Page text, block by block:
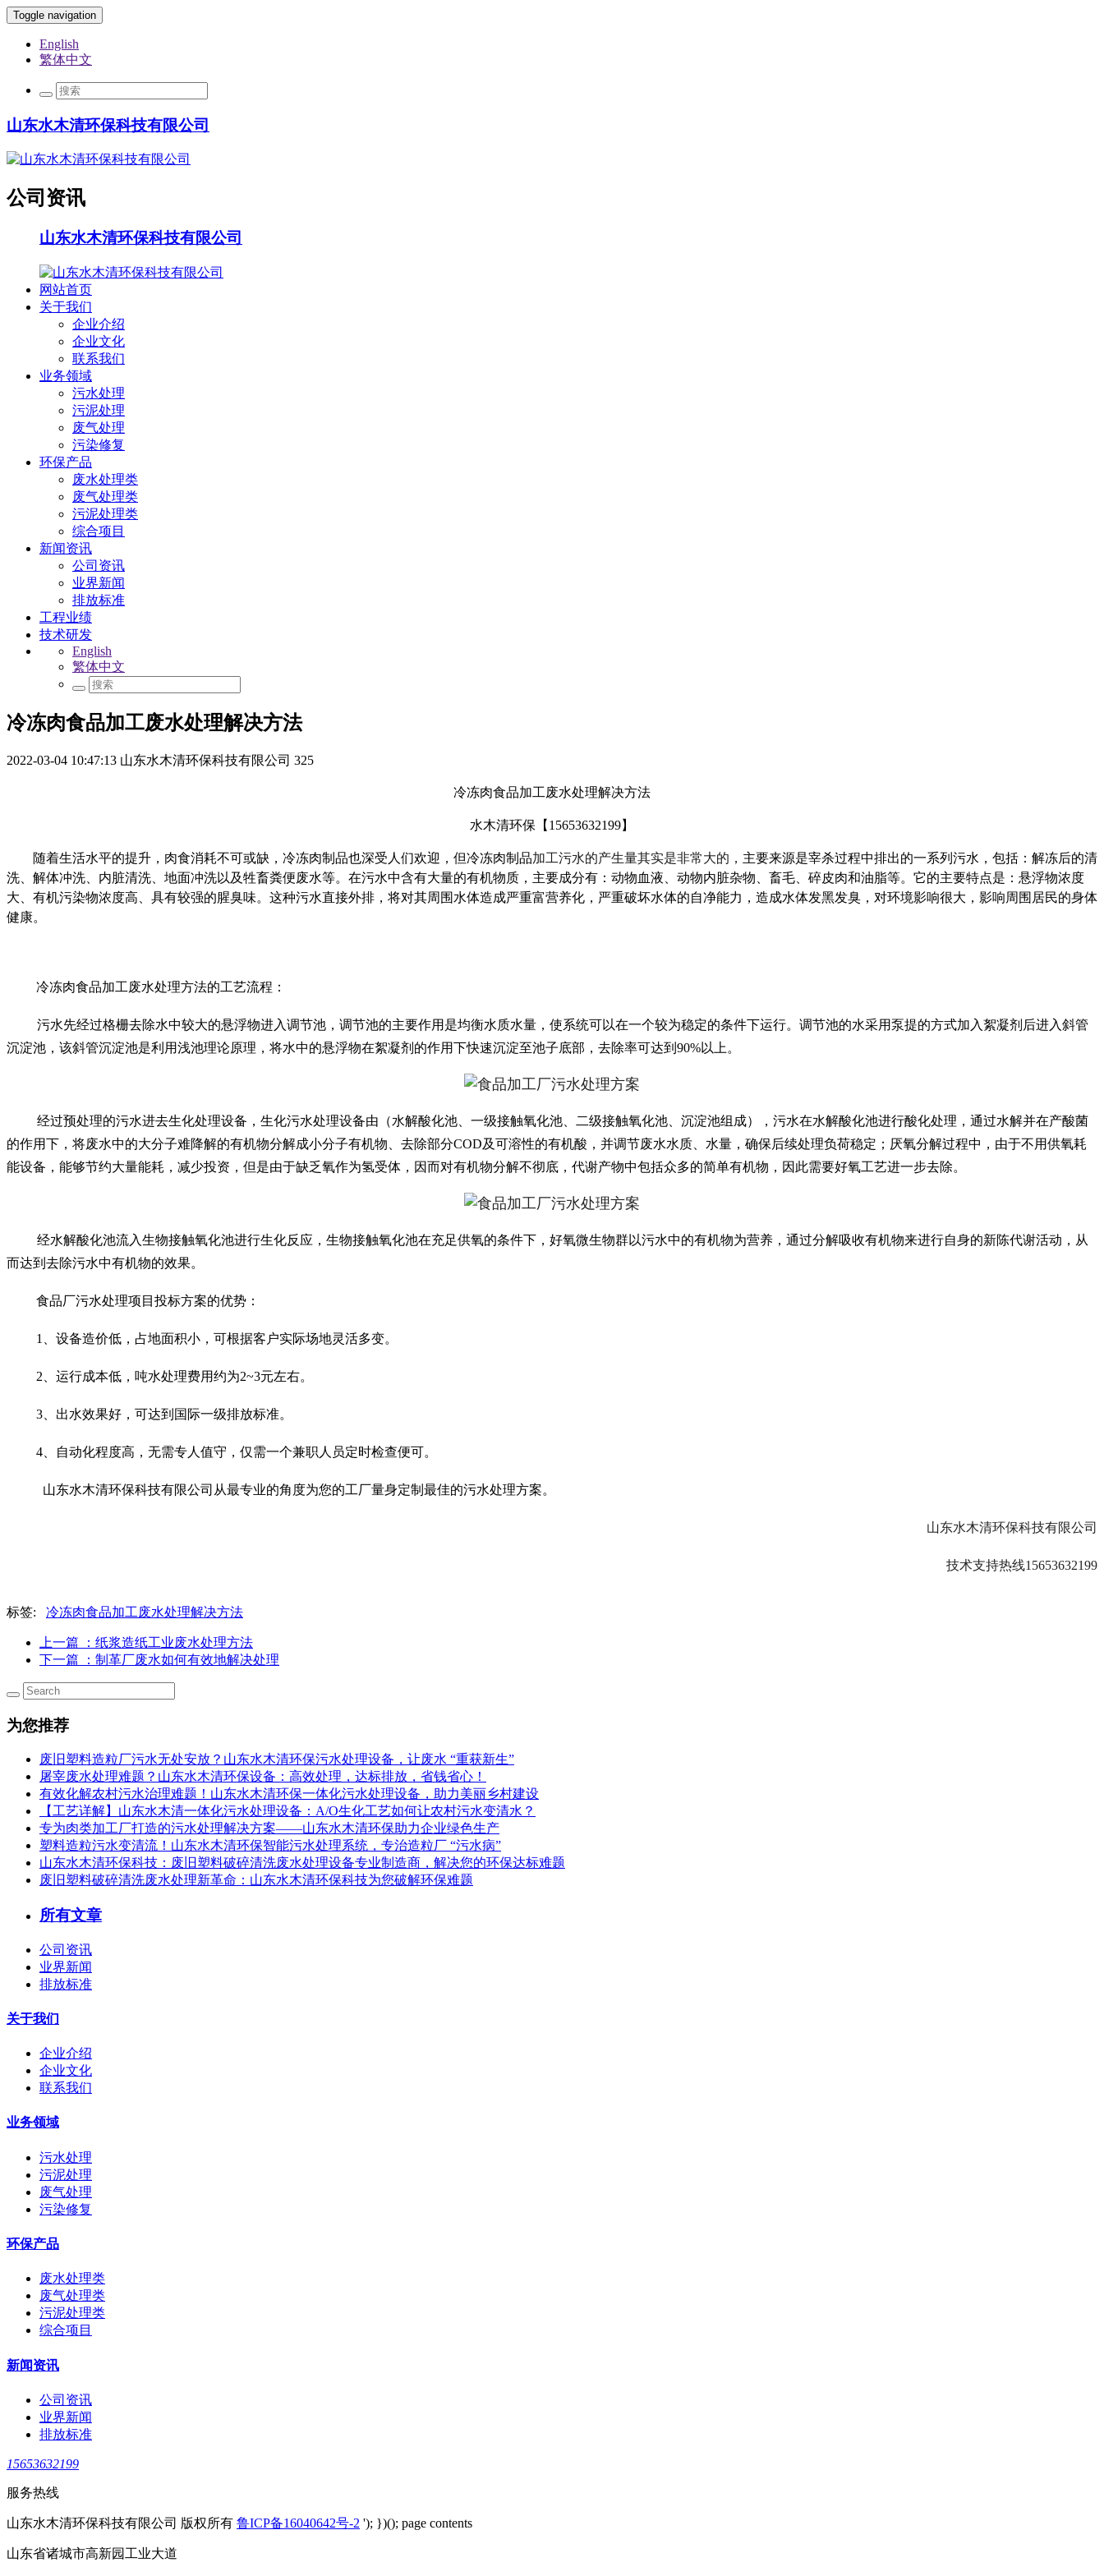
Toggle navigation
English
繁体中文
山东水木清环保科技有限公司
公司资讯
山东水木清环保科技有限公司
网站首页
关于我们
企业介绍
企业文化
联系我们
业务领域
污水处理
污泥处理
废气处理
污染修复
环保产品
废水处理类
废气处理类
污泥处理类
综合项目
新闻资讯
公司资讯
业界新闻
排放标准
工程业绩
技术研发
English
繁体中文
冷冻肉食品加工废水处理解决方法
2022-03-04 10:47:13 山东水木清环保科技有限公司 325
冷冻肉食品加工废水处理解决方法
水木清环保【15653632199】
随着生活水平的提升，肉食消耗不可或缺，冷冻肉制品也深受人们欢迎，但冷冻肉制品加工污水的产生量其实是非常大的， 主要来源是宰杀过程中排出的一系列污水，包括：解冻后的清
洗、解体冲洗、内脏清洗、地面冲洗以及牲畜粪便废水等。在污水中含有大量的有机物质，主要成分有：动物血液、动物内脏杂物、畜毛、碎皮肉和油脂等。它的主要特点是：悬浮物浓度
大、有机污染物浓度高、具有较强的腥臭味。这种污水直接外排，将对其周围水体造成严重富营养化，严重破坏水体的自净能力，造成水体发黑发臭，对环境影响很大，影响周围居民的身体
健康。
冷冻肉食品加工废水处理方法的工艺流程：
污水先经过格栅去除水中较大的悬浮物进入调节池，调节池的主要作用是均衡水质水量，使系统可以在一个较为稳定的条件下运行。调节池的水采用泵提的方式加入絮凝剂后进入斜管
沉淀池，该斜管沉淀池是利用浅池理论原理，将水中的悬浮物在絮凝剂的作用下快速沉淀至池子底部，去除率可达到90%以上。
经过预处理的污水进去生化处理设备，生化污水处理设备由（水解酸化池、一级接触氧化池、二级接触氧化池、沉淀池组成），污水在水解酸化池进行酸化处理，通过水解并在产酸菌
的作用下，将废水中的大分子难降解的有机物分解成小分子有机物、去除部分COD及可溶性的有机酸，并调节废水水质、水量，确保后续处理负荷稳定；厌氧分解过程中，由于不用供氧耗
能设备，能够节约大量能耗，减少投资，但是由于缺乏氧作为氢受体，因而对有机物分解不彻底，代谢产物中包括众多的简单有机物，因此需要好氧工艺进一步去除。
经水解酸化池流入生物接触氧化池进行生化反应，生物接触氧化池在充足供氧的条件下，好氧微生物群以污水中的有机物为营养，通过分解吸收有机物来进行自身的新陈代谢活动，从
而达到去除污水中有机物的效果。
食品厂污水处理项目投标方案的优势：
1、设备造价低，占地面积小，可根据客户实际场地灵活多变。
2、运行成本低，吨水处理费用约为2~3元左右。
3、出水效果好，可达到国际一级排放标准。
4、自动化程度高，无需专人值守，仅需一个兼职人员定时检查便可。
山东水木清环保科技有限公司从最专业的角度为您的工厂量身定制最佳的污水处理方案。
山东水木清环保科技有限公司
技术支持热线15653632199
标签: 冷冻肉食品加工废水处理解决方法
上一篇
：纸浆造纸工业废水处理方法
下一篇
：制革厂废水如何有效地解决处理
为您推荐
废旧塑料造粒厂污水无处安放？山东水木清环保污水处理设备，让废水 “重获新生”
屠宰废水处理难题？山东水木清环保设备：高效处理，达标排放，省钱省心！
有效化解农村污水治理难题！山东水木清环保一体化污水处理设备，助力美丽乡村建设
【工艺详解】山东水木清一体化污水处理设备：A/O生化工艺如何让农村污水变清水？
专为肉类加工厂打造的污水处理解决方案——山东水木清环保助力企业绿色生产
塑料造粒污水变清流！山东水木清环保智能污水处理系统，专治造粒厂 “污水病”
山东水木清环保科技：废旧塑料破碎清洗废水处理设备专业制造商，解决您的环保达标难题
废旧塑料破碎清洗废水处理新革命：山东水木清环保科技为您破解环保难题
所有文章
公司资讯
业界新闻
排放标准
关于我们
企业介绍
企业文化
联系我们
业务领域
污水处理
污泥处理
废气处理
污染修复
环保产品
废水处理类
废气处理类
污泥处理类
综合项目
新闻资讯
公司资讯
业界新闻
排放标准
15653632199
服务热线
山东水木清环保科技有限公司 版权所有 鲁ICP备16040642号-2 '); })(); page contents
山东省诸城市高新园工业大道